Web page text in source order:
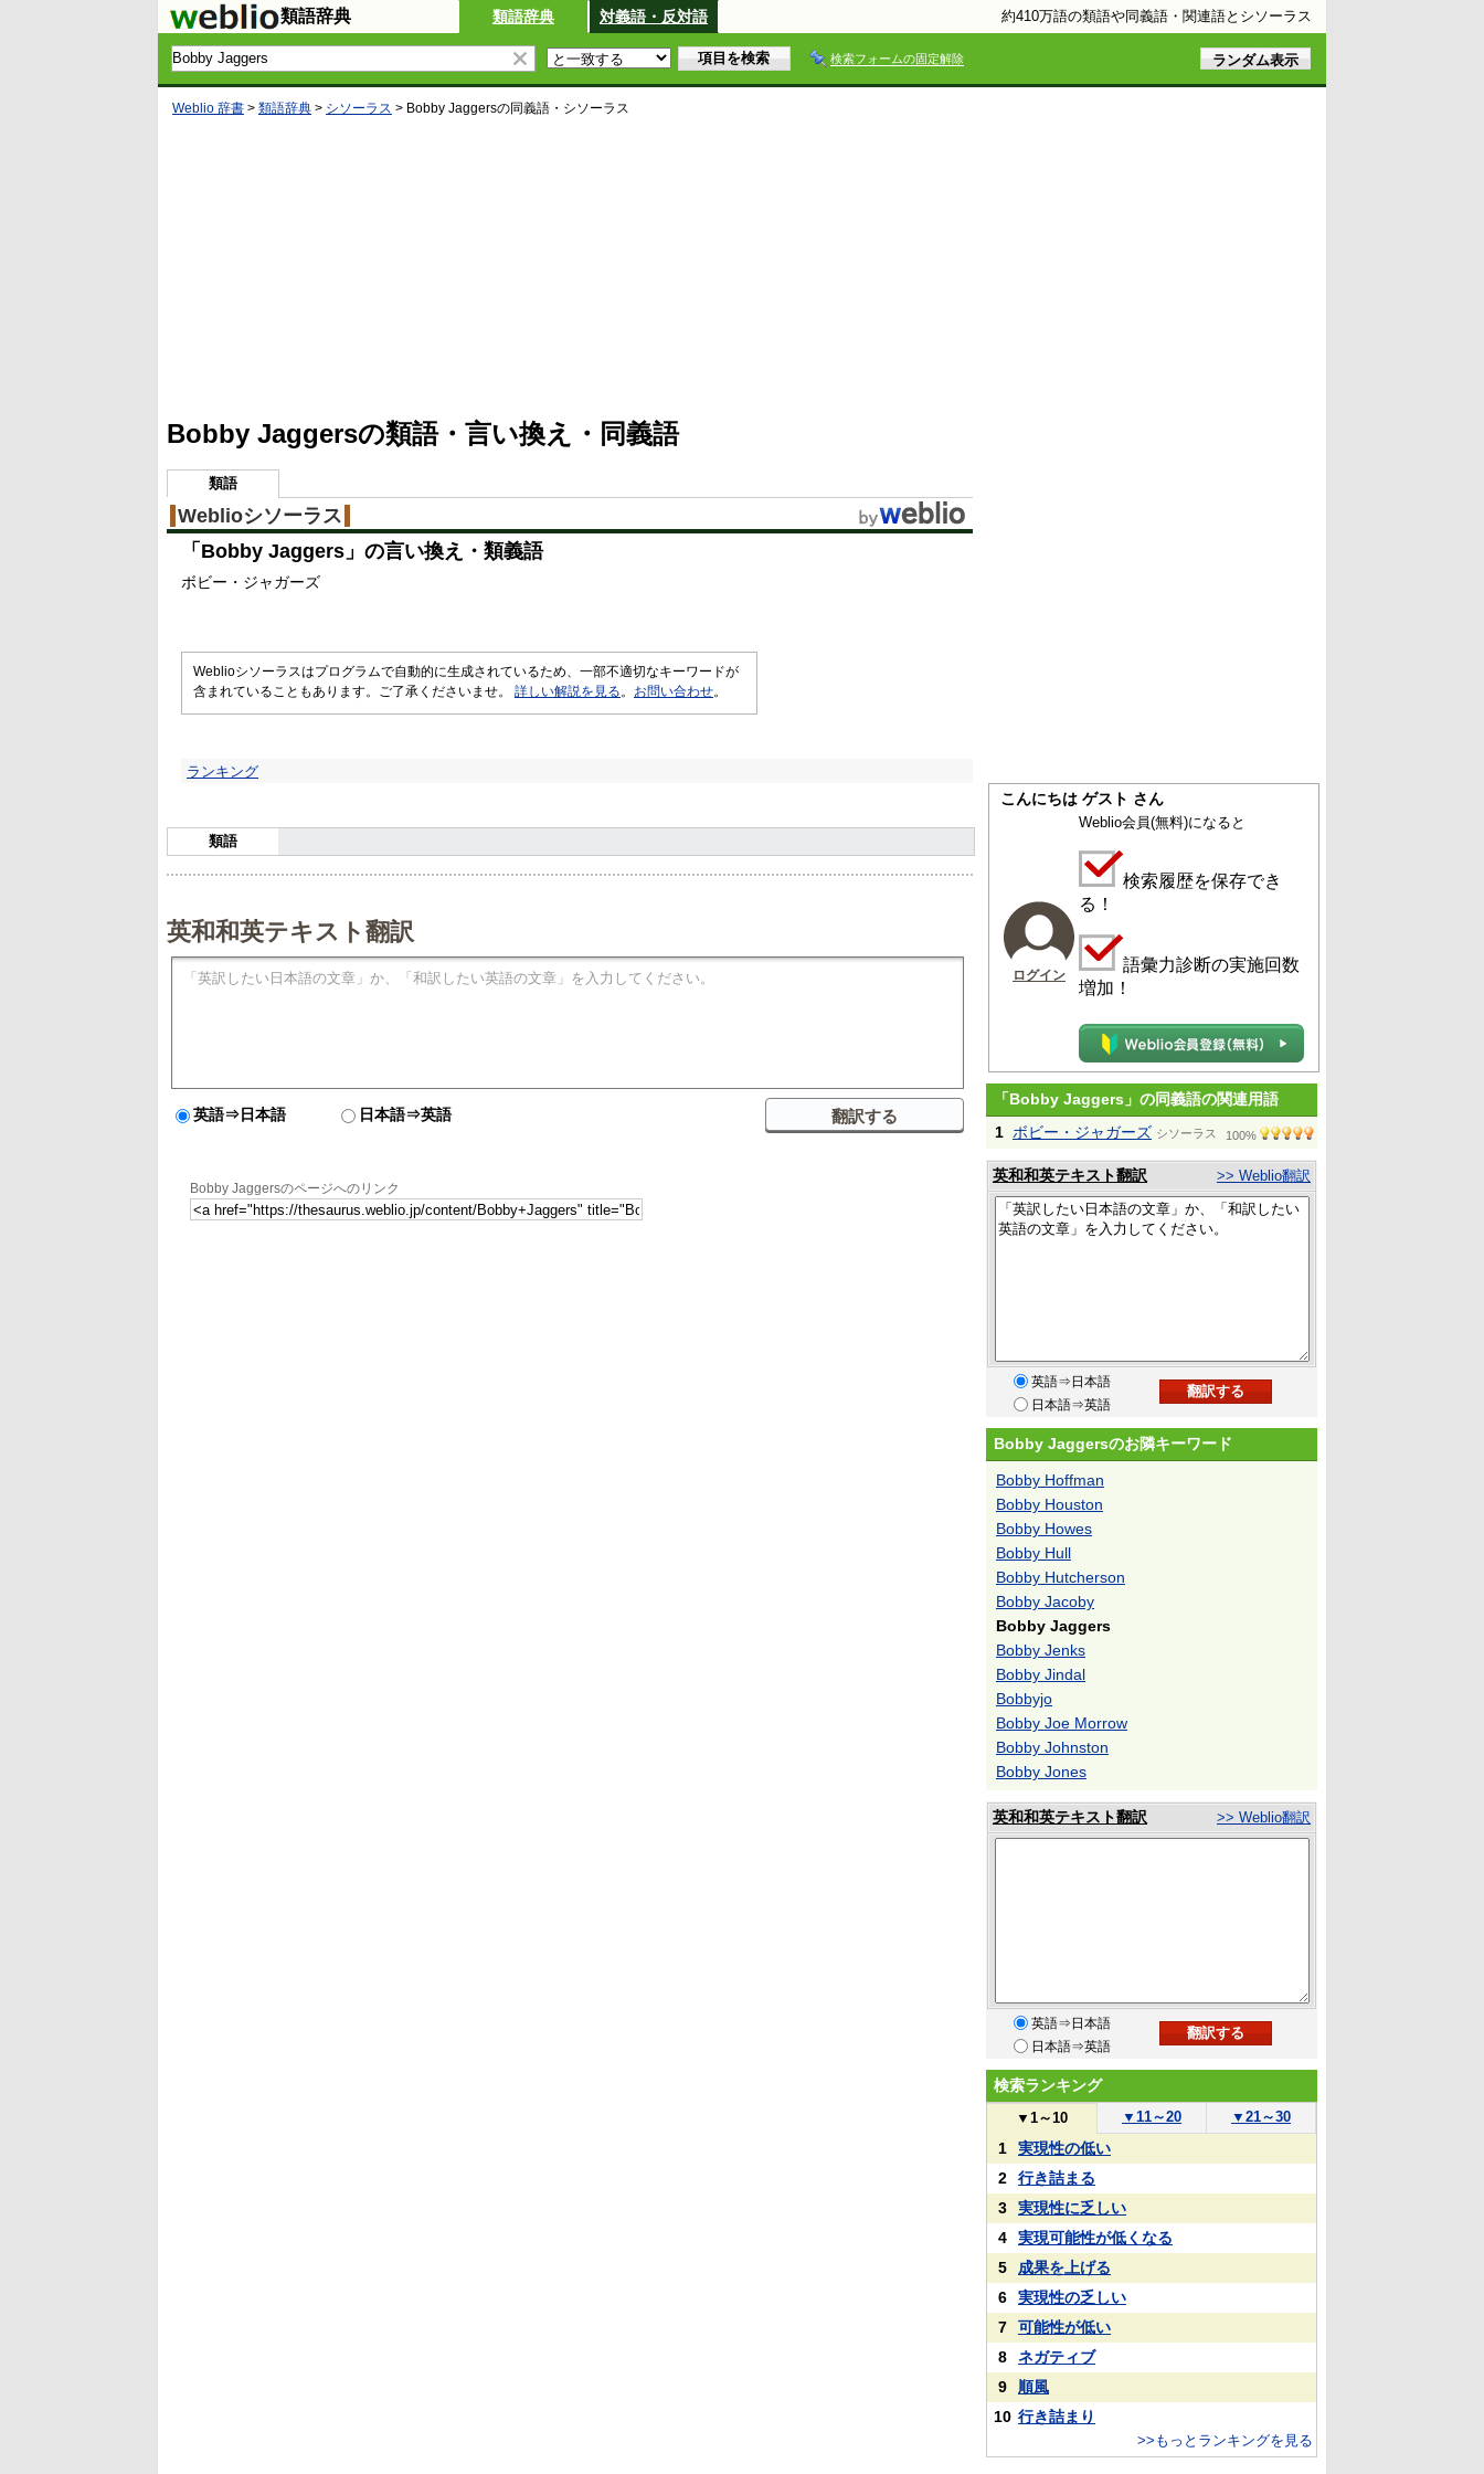
類語辞典 類語辞典 対義語・反対語 約410万語の類語や同義語・関連語とシソーラス
検索フォームの固定解除
Weblio 辞書 > 類語辞典 > シソーラス > Bobby Jaggersの同義語・シソーラス
5
%
Bobby Jaggersの類語・言い換え・同義語
類語
Weblioシソーラス
「 Bobby Jaggers 」の言い換え・類義語
ボビー・ジャガーズ
Weblioシソーラスはプログラムで自動的に生成されているため、一部不適切なキーワードが
含まれていることもあります。ご了承くださいませ。 詳しい解説を見る 。 お問い合わせ。
ランキング
類語
英和和英テキスト翻訳
英語⇒日本語 日本語⇒英語
Bobby Jaggersのページへのリンク
こんにちは ゲスト さん
ログイン
Weblio会員(無料)になると
検索履歴を保存でき
る！
語彙力診断の実施回数
増加！
「Bobby Jaggers」の同義語の関連用語
1 ボビー・ジャガーズ シソーラス 100%
英和和英テキスト翻訳 >> Weblio翻訳
英語⇒日本語
日本語⇒英語
Bobby Jaggersのお隣キーワード
Bobby Hoffman
Bobby Houston
Bobby Howes
Bobby Hull
Bobby Hutcherson
Bobby Jacoby
Bobby Jaggers
Bobby Jenks
Bobby Jindal
Bobbyjo
Bobby Joe Morrow
Bobby Johnston
Bobby Jones
英和和英テキスト翻訳 >> Weblio翻訳
英語⇒日本語
日本語⇒英語
検索ランキング
▼ 1～10 ▼ 11～20 ▼ 21～30
1
実現性の低い
2
行き詰まる
3
実現性に乏しい
4
実現可能性が低くなる
5
成果を上げる
6
実現性の乏しい
7
可能性が低い
8
ネガティブ
9
順風
10 行き詰まり
>>もっとランキングを見る